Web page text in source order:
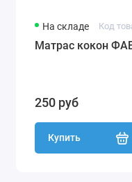
На складе Код
Матрас кокон
250 руб
Купить